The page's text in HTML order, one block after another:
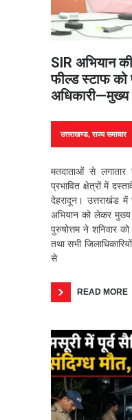
SIR अभियान
फील्ड स्टाफ को
अधिकारी—मुख्य
उत्तराखण्ड,राज्य समाचार
मतदाताओं से लगातार
प्रभावित क्षेत्रों में
देहरादून। उत्तराखंड
अभियान को लेकर मुख्य
पुरुषोत्तम ने शनिवार
तथा सभी
से
READ MORE